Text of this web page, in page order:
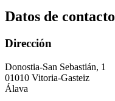
Datos de contacto
Dirección
Donostia-San Sebastián, 1
01010 Vitoria-Gasteiz
Álava